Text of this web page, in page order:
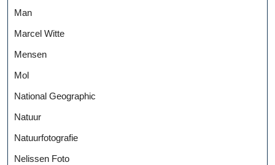
Man
Marcel Witte
Mensen
Mol
National Geographic
Natuur
Natuurfotografie
Nelissen Foto